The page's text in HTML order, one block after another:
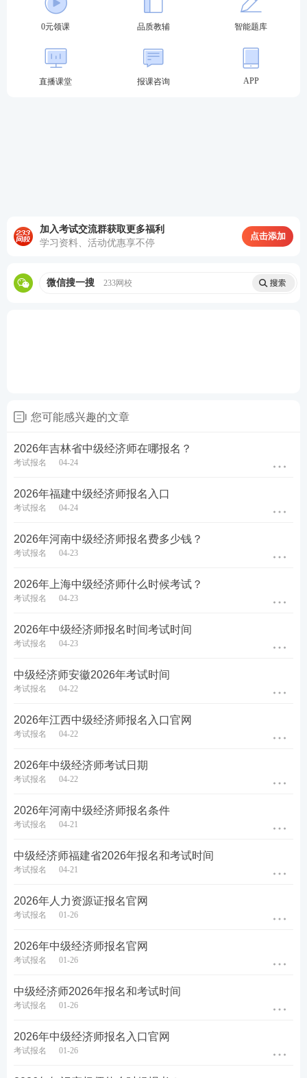
分析题，满分140分，84分合格，具体分值安排如
科目名称 题量分值
1分/题，70
案例题
2分/题，2
0题
在连续2个考试年度，通过两科即可拿得证书。
多选题：有ABCDE共5个选项，其中
题的正确选项为2-4个。在评分时，
案例分析题：
得分；少选，则所选的每个选项得0.5分。
热点推荐：
2026年中级经济师考试新手报考指南
备考刷题：233网校APP可免费刷中级经济师章节习
题、历年真题、模拟试题、每日一练、模考大赛、答
题闯关，通过刷题，加深巩固，掌握要点，查漏补
缺，稳步提升！【
0元领课 品质教辅 智能题库
直播课堂 报课咨询 APP
加入考试交流群获取更多福利
学习资料、活动优惠享不停
点击添加
微信搜一搜 233网校
您可能感兴趣的文章
2026年吉林省中级经济师在哪报名？
考试报名 04-24
2026年福建中级经济师报名入口
考试报名 04-24
2026年河南中级经济师报名费多少钱？
考试报名 04-23
2026年上海中级经济师什么时候考试？
考试报名 04-23
2026年中级经济师报名时间考试时间
考试报名 04-23
中级经济师安徽2026年考试时间
考试报名 04-22
2026年江西中级经济师报名入口官网
考试报名 04-22
2026年中级经济师考试日期
考试报名 04-22
2026年河南中级经济师报名条件
考试报名 04-21
中级经济师福建省2026年报名和考试时间
考试报名 04-21
2026年人力资源证报名官网
考试报名 01-26
2026年中级经济师报名官网
考试报名 01-26
中级经济师2026年报名和考试时间
考试报名 01-26
2026年中级经济师报名入口官网
考试报名 01-26